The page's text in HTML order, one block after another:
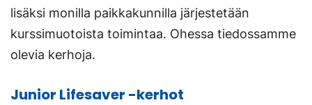
lisäksi monilla paikkakunnilla järjestetään
kurssimuotoista toimintaa. Ohessa tiedossamme
olevia kerhoja.
Junior Lifesaver -kerhot